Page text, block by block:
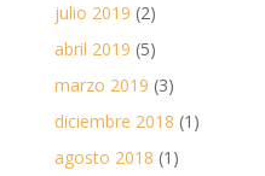
julio 2019 (2)
abril 2019 (5)
marzo 2019 (3)
diciembre 2018 (1)
agosto 2018 (1)